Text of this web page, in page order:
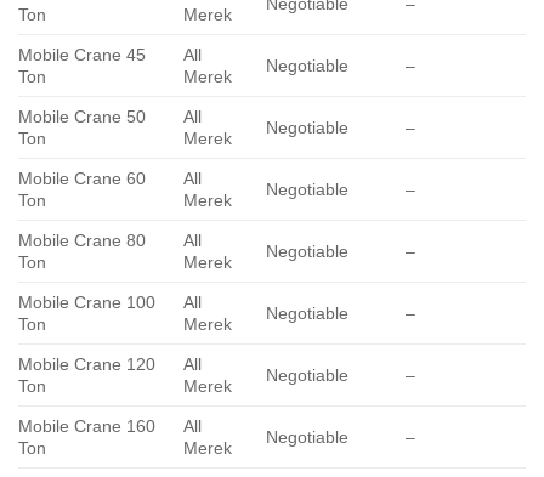
Ton
Merek
Mobile Crane 45
Ton
All
Merek
Negotiable –
Mobile Crane 50
Ton
All
Merek
Negotiable –
Mobile Crane 60
Ton
All
Merek
Negotiable –
Mobile Crane 80
Ton
All
Merek
Negotiable –
Mobile Crane 100
Ton
All
Merek
Negotiable –
Mobile Crane 120
Ton
All
Merek
Negotiable –
Mobile Crane 160
Ton
All
Merek
Negotiable –